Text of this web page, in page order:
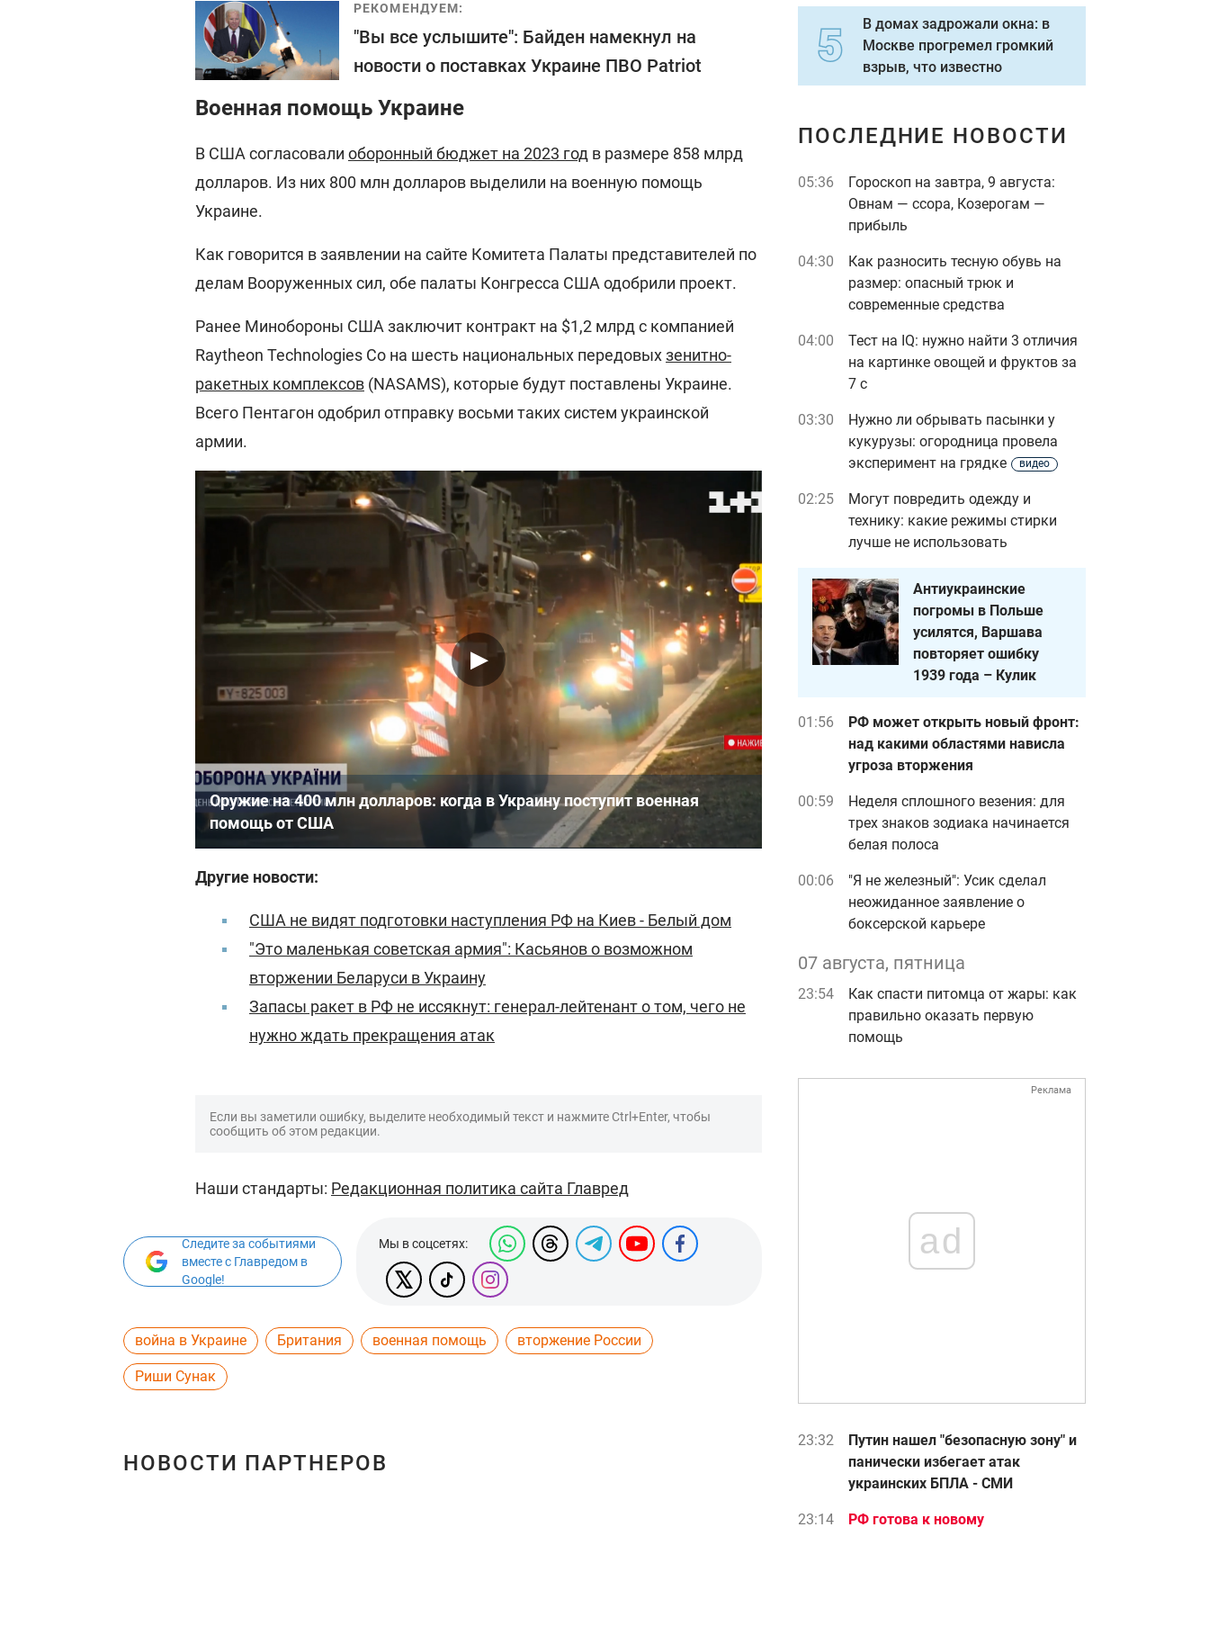
РЕКОМЕНДУЕМ:
"Вы все услышите": Байден намекнул на
новости о поставках Украине ПВО Patriot
Военная помощь Украине
В США согласовали оборонный бюджет на 2023 год в размере 858 млрд
долларов. Из них 800 млн долларов выделили на военную помощь
Украине.
Как говорится в заявлении на сайте Комитета Палаты представителей по
делам Вооруженных сил, обе палаты Конгресса США одобрили проект.
Ранее Минобороны США заключит контракт на $1,2 млрд с компанией
Raytheon Technologies Co на шесть национальных передовыхзенитно-
ракетных комплексов (NASAMS), которые будут поставлены Украине.
Всего Пентагон одобрил отправку восьми таких систем украинской
армии.
Оружие на 400 млн долларов: когда в Украину поступит военная
помощь от США
Другие новости:
США не видят подготовки наступления РФ на Киев - Белый дом
"Это маленькая советская армия": Касьянов о возможном
вторжении Беларуси в Украину
Запасы ракет в РФ не иссякнут: генерал-лейтенант о том, чего не
нужно ждать прекращения атак
Если вы заметили ошибку, выделите необходимый текст и нажмите Ctrl+Enter, чтобы
сообщить об этом редакции.
Наши стандарты: Редакционная политика сайта Главред
Следите за событиями
вместе с Главредом в
Google!
Мы в соцсетях:
война в Украине Британия военная помощь вторжение России
Риши Сунак
НОВОСТИ ПАРТНЕРОВ
В домах задрожали окна: в
Москве прогремел громкий
взрыв, что известно
ПОСЛЕДНИЕ НОВОСТИ
05:36
Гороскоп на завтра, 9 августа:
Овнам — ссора, Козерогам —
прибыль
04:30
Как разносить тесную обувь на
размер: опасный трюк и
современные средства
04:00
Тест на IQ: нужно найти 3 отличия
на картинке овощей и фруктов за
7 с
03:30
Нужно ли обрывать пасынки у
кукурузы: огородница провела
эксперимент на грядке
видео
02:25
Могут повредить одежду и
технику: какие режимы стирки
лучше не использовать
Антиукраинские
погромы в Польше
усилятся, Варшава
повторяет ошибку
1939 года – Кулик
01:56
РФ может открыть новый фронт:
над какими областями нависла
угроза вторжения
00:59
Неделя сплошного везения: для
трех знаков зодиака начинается
белая полоса
00:06
"Я не железный": Усик сделал
неожиданное заявление о
боксерской карьере
07 августа, пятница
23:54
Как спасти питомца от жары: как
правильно оказать первую
помощь
Реклама
ad
23:32
Путин нашел "безопасную зону" и
панически избегает атак
украинских БПЛА - СМИ
23:14
РФ готова к новому